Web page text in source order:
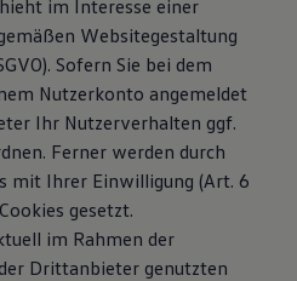
im Interesse einer
Websitegestaltung
Sofern Sie bei dem
Nutzerkonto angemeldet
Ihr Nutzerverhalten ggf.
Ferner werden durch
mit Ihrer Einwilligung (Art. 6
gesetzt.
im Rahmen der
Drittanbieter genutzten